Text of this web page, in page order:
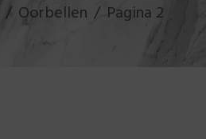
Oorbellen Pagina 2